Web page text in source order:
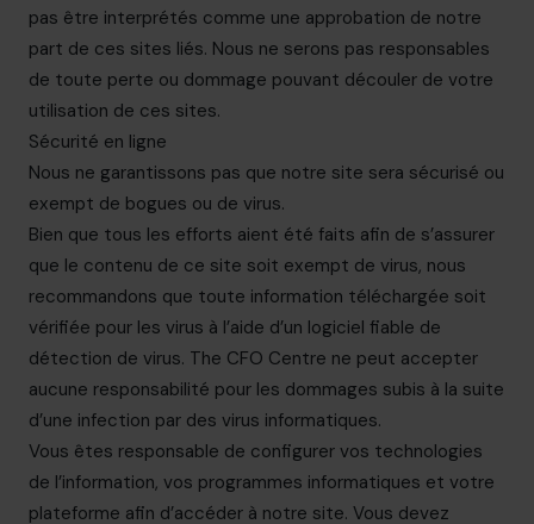
pas être interprétés comme une approbation de notre
part de ces sites liés. Nous ne serons pas responsables
de toute perte ou dommage pouvant découler de votre
utilisation de ces sites.
Sécurité en ligne
Nous ne garantissons pas que notre site sera sécurisé ou
exempt de bogues ou de virus.
Bien que tous les efforts aient été faits afin de s’assurer
que le contenu de ce site soit exempt de virus, nous
recommandons que toute information téléchargée soit
vérifiée pour les virus à l’aide d’un logiciel fiable de
détection de virus. The CFO Centre ne peut accepter
aucune responsabilité pour les dommages subis à la suite
d’une infection par des virus informatiques.
Vous êtes responsable de configurer vos technologies
de l’information, vos programmes informatiques et votre
plateforme afin d’accéder à notre site. Vous devez